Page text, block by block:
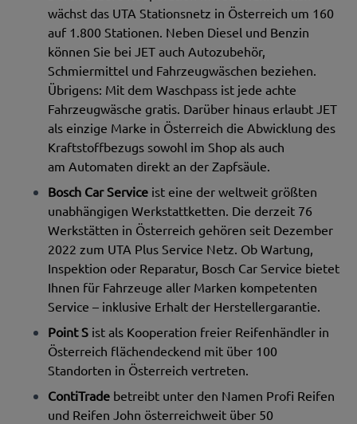
wächst das UTA Stationsnetz in Österreich um 160
auf 1.800 Stationen. Neben Diesel und Benzin
können Sie bei JET auch Autozubehör,
Schmiermittel und Fahrzeugwäschen beziehen.
Übrigens: Mit dem Waschpass ist jede achte
Fahrzeugwäsche gratis. Darüber hinaus erlaubt JET
als einzige Marke in Österreich die Abwicklung des
Kraftstoffbezugs sowohl im Shop als auch
am Automaten direkt an der Zapfsäule.
Bosch Car Service ist eine der weltweit größten
unabhängigen Werkstattketten. Die derzeit 76
Werkstätten in Österreich gehören seit Dezember
2022 zum UTA Plus Service Netz. Ob Wartung,
Inspektion oder Reparatur, Bosch Car Service bietet
Ihnen für Fahrzeuge aller Marken kompetenten
Service – inklusive Erhalt der Herstellergarantie.
Point S ist als Kooperation freier Reifenhändler in
Österreich flächendeckend mit über 100
Standorten in Österreich vertreten.
ContiTrade betreibt unter den Namen Profi Reifen
und Reifen John österreichweit über 50